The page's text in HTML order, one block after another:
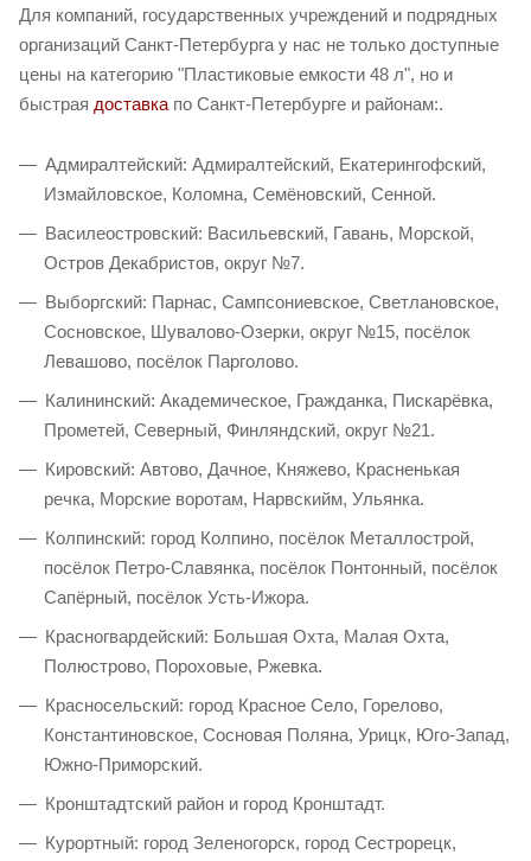
Для компаний, государственных учреждений и подрядных
организаций Санкт-Петербурга у нас не только доступные
цены на категорию "Пластиковые емкости 48 л", но и
быстрая доставка по Санкт-Петербурге и районам:.
Адмиралтейский: Адмиралтейский, Екатерингофский,
Измайловское, Коломна, Семёновский, Сенной.
Василеостровский: Васильевский, Гавань, Морской,
Остров Декабристов, округ №7.
Выборгский: Парнас, Сампсониевское, Светлановское,
Сосновское, Шувалово-Озерки, округ №15, посёлок
Левашово, посёлок Парголово.
Калининский: Академическое, Гражданка, Пискарёвка,
Прометей, Северный, Финляндский, округ №21.
Кировский: Автово, Дачное, Княжево, Красненькая
речка, Морские воротам, Нарвскийм, Ульянка.
Колпинский: город Колпино, посёлок Металлострой,
посёлок Петро-Славянка, посёлок Понтонный, посёлок
Сапёрный, посёлок Усть-Ижора.
Красногвардейский: Большая Охта, Малая Охта,
Полюстрово, Пороховые, Ржевка.
Красносельский: город Красное Село, Горелово,
Константиновское, Сосновая Поляна, Урицк, Юго-Запад,
Южно-Приморский.
Кронштадтский район и город Кронштадт.
Курортный: город Зеленогорск, город Сестрорецк,